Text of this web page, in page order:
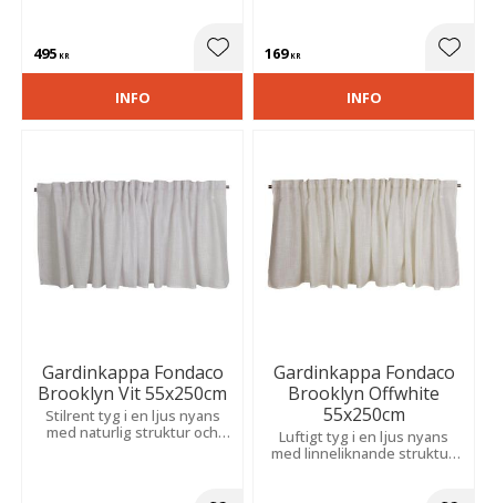
495 KR Lägg till i favoriter
INFO
harmonisk känsla med tidlös
169KR
INFO
Gardinkappa Fondaco
Brooklyn Vit 55x250cm
Stilrent tyg i en ljus nyans
med naturlig struktur och
Gardinkappa Fondaco
Brooklyn Offwhite
55x250cm
Luftigt tyg i en ljus nyans
med linneliknande struktur.